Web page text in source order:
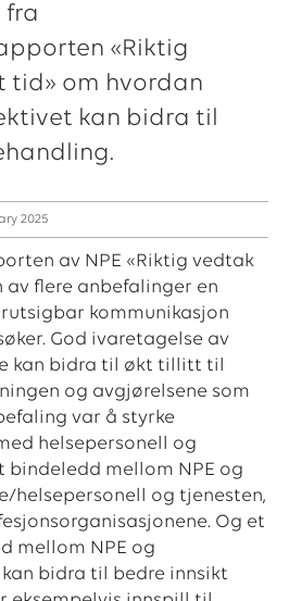
fra
«Riktig
tid» om hvordan
kan bidra til
2025
av NPE «Riktig vedtak
flere anbefalinger en
kommunikasjon
God ivaretagelse av
kan bidra til økt tillitt til
og avgjørelsene som
var å styrke
helsepersonell og
bindeledd mellom NPE og
helsepersonell og tjenesten,
Og et
mellom NPE og
bidra til bedre innsikt